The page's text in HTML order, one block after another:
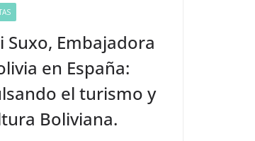
Suxo, Embajadora
en España:
el turismo y
Boliviana.